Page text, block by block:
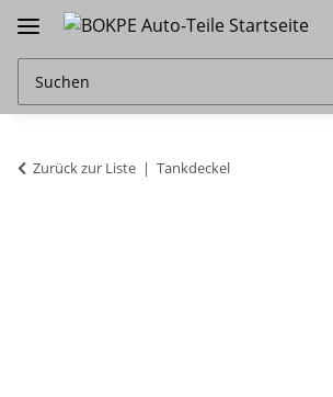
Zurück zur Liste Tankdeckel